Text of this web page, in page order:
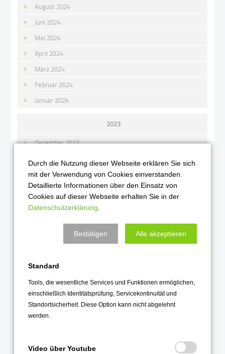
August 2024
Juni 2024
Mai 2024
April 2024
März 2024
Februar 2024
Januar 2024
2023
Dezember 2023
Oktober 2023
September 2023
August 2023
April 2023
März 2023
Februar 2023
Januar 2023
Durch die Nutzung dieser Webseite erklären Sie sich
mit der Verwendung von Cookies einverstanden.
Detaillierte Informationen über den Einsatz von
Cookies auf dieser Webseite erhalten Sie in der
Datenschutzerklärung
Bestätigen Alle akzeptieren
Standard
Tools, die wesentliche Services und Funktionen ermöglichen,
einschließlich Identitätsprüfung, Servicekontinuität und
Standortsicherheit. Diese Option kann nicht abgelehnt
werden.
Video über Youtube